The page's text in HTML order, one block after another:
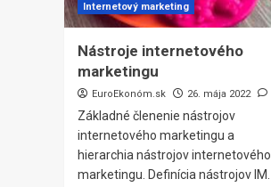
Internetový marketing
Nástroje internetového
marketingu
EuroEkonóm.sk 26. mája 2022
Základné členenie nástrojov
internetového marketingu a
hierarchia nástrojov internetového
marketingu. Definícia nástrojov IM.